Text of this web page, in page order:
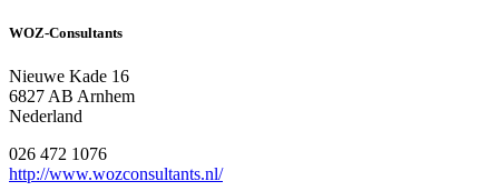
WOZ-Consultants
Nieuwe Kade 16
6827 AB Arnhem
Nederland
026 472 1076
http://www.wozconsultants.nl/